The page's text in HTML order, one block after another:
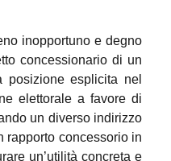
inopportuno e degno
concessionario di un
posizione esplicita nel
elettorale a favore di
un diverso indirizzo
rapporto concessorio in
un’utilità concreta e